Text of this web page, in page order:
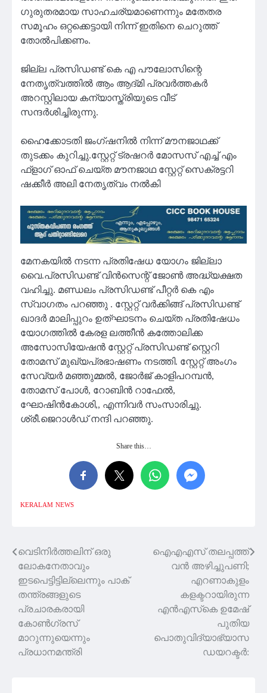
ഗുരുതരമായ സാഹചര്യമാണെന്നും മതേതര
സമൂഹം ഒറ്റക്കെട്ടായി നിന്ന് ഇതിനെ ചെറുത്ത്
തോൽപിക്കണം.
ജില്ല പ്രസിഡണ്ട് കെ എ പൗലോസിന്റെ
നേതൃത്വത്തിൽ ആം ആദ്മി പ്രവർത്തകർ
അറസ്റ്റിലായ കന്യാസ്ത്രിയുടെ വീട്
സന്ദർശിച്ചിരുന്നു.
ഹൈക്കോടതി ജംഗ്ഷനിൽ നിന്ന് മൗനജാഥക്ക്
തുടക്കം കുറിച്ചു.സ്റ്റേറ്റ് ട്രഷറർ മോസസ് എച്ച് എം
ഫ്ളാഗ് ഓഫ് ചെയ്ത മൗനജാഥ സ്റ്റേറ്റ് സെക്രട്ടറി
ഷക്കീർ അലി നേതൃത്വം നൽകി
മേനകയിൽ നടന്ന പ്രതിഷേധ യോഗം ജില്ലാ
വൈ.പ്രസിഡണ്ട് വിൻസെന്റ് ജോൺ അദ്ധ്യക്ഷത
വഹിച്ചു. മണ്ഡലം പ്രസിഡണ്ട് പീറ്റർ കെ എം
സ്വാഗതം പറഞ്ഞു . സ്റ്റേറ്റ് വർക്കിങ്ങ് പ്രസിഡണ്ട്
ഖാദർ മാലിപ്പുറം ഉത്ഘാടനം ചെയ്ത പ്രതിഷേധം
യോഗത്തിൽ കേരള ലത്തീൻ കത്തോലിക്ക
അസോസിയേഷൻ സ്റ്റേറ്റ് പ്രസിഡണ്ട് സ്റ്റെറി
തോമസ് മുഖ്യപ്രഭാഷണം നടത്തി. സ്റ്റേറ്റ് അംഗം
സേവ്യർ മഞ്ഞുമ്മൽ, ജോർജ് കാളിപറമ്പൻ,
തോമസ് പോൾ, റോബിൻ റാഫേൽ,
ഘോഷിൻകോശി,, എന്നിവർ സംസാരിച്ചു.
ശ്രീ.ജെറാൾഡ് നന്ദി പറഞ്ഞു.
Share this…
KERALAM NEWS
Post
navigation
വെടിനിര്‍ത്തലിന് ഒരു
ലോകനേതാവും
ഇടപെട്ടിട്ടില്ലെന്നും പാക്
തന്ത്രങ്ങളുടെ
പ്രചാരകരായി
കോണ്‍ഗ്രസ്
മാറുന്നുയെന്നും
പ്രധാനമന്ത്രി
ഐഎഎസ് തലപ്പത്ത്
വന്‍ അഴിച്ചുപണി;
എറണാകുളം
കളക്ടറായിരുന്ന
എന്‍എസ്‌കെ ഉമേഷ്
പുതിയ
പൊതുവിദ്യാഭ്യാസ
ഡയറക്ടര്‍: